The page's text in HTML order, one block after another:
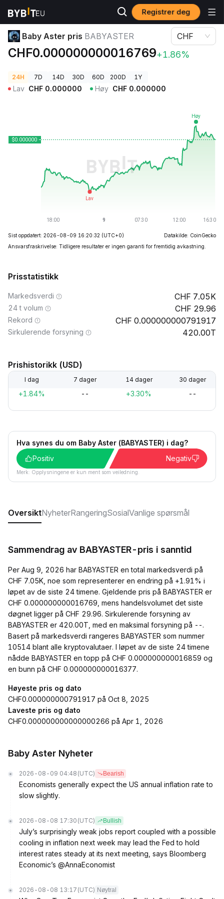
Registrer deg
Kryptopriser Baby Aster pris BABYASTER
Baby Aster pris BABYASTER
CHF0.000000000016769+1.86%
CHF
24H 7D 14D 30D 60D 200D 1Y
Lav CHF 0.000000 Høy CHF 0.000000
Sist oppdatert: 2026-08-09 16:20:32 (UTC+0)
Datakilde: CoinGecko
Ansvarsfraskrivelse: Tidligere resultater er ingen garanti for fremtidig avkastning.
Prisstatistikk
Markedsverdi 7.05K
24 t volum 29.96
Rekord 0.000000000791917
Sirkulerende forsyning 420.00T
Prishistorikk (USD)
I dag 7 dager 14 dager 30 dager
+1.84% -- +3.30% --
Hva synes du om Baby Aster (BABYASTER) i dag?
Positiv
Negativ
Merk: Opplysningene er kun ment som veiledning.
OversiktNyheterRangeringSosialVanlige spørsmål
Sammendrag av BABYASTER-pris i sanntid
Per Aug 9, 2026 har BABYASTER en total markedsverdi på
CHF 7.05K, noe som representerer en endring på +1.91% i
løpet av de siste 24 timene. Gjeldende pris på BABYASTER er
CHF 0.000000000016769, mens handelsvolumet det siste
døgnet ligger på CHF 29.96. Sirkulerende forsyning av
BABYASTER er 420.00T, med en maksimal forsyning på --.
Basert på markedsverdi rangeres BABYASTER som nummer
10514 blant alle kryptovalutaer. I løpet av de siste 24 timene
nådde BABYASTER en topp på CHF 0.000000000016859 og
en bunn på CHF 0.000000000016377.
Høyeste pris og dato
CHF0.000000000791917 på Oct 8, 2025
Laveste pris og dato
CHF0.000000000000000266 på Apr 1, 2026
Baby Aster Nyheter
2026-08-09 04:48 (UTC) Bearish
Economists generally expect the US annual inflation rate to
slow slightly.
2026-08-08 17:30 (UTC) Bullish
July’s surprisingly weak jobs report coupled with a possible
cooling in inflation next week may lead the Fed to hold
interest rates steady at its next meeting, says Bloomberg
Economic’s @AnnaEconomist
2026-08-08 13:17 (UTC) Nøytral